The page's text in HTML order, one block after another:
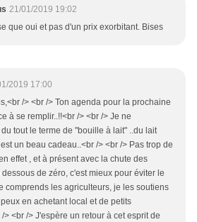
21/01/2019 19:02
que oui et pas d'un prix exorbitant. Bises
2019 17:00
/> <br /> Ton agenda pour la prochaine
à se remplir..!!<br /> <br /> Je ne
tout le terme de "bouille à lait" ..du lait
un beau cadeau..<br /> <br /> Pas trop de
effet , et à présent avec la chute des
de zéro, c'est mieux pour éviter le
comprends les agriculteurs, je les soutiens
en achetant local et de petits
> <br /> J'espère un retour à cet esprit de